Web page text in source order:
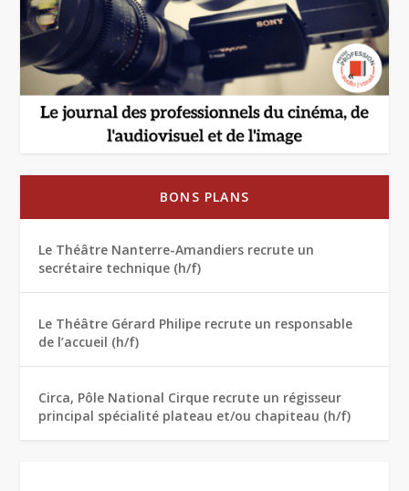
BONS PLANS
Le Théâtre Nanterre-Amandiers recrute un
secrétaire technique (h/f)
Le Théâtre Gérard Philipe recrute un responsable
de l’accueil (h/f)
Circa, Pôle National Cirque recrute un régisseur
principal spécialité plateau et/ou chapiteau (h/f)